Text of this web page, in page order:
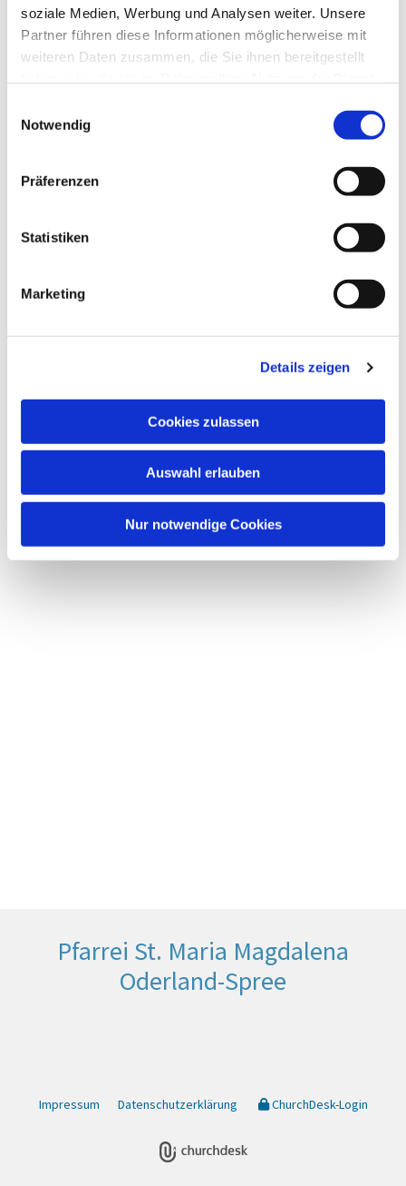
soziale Medien, Werbung und Analysen weiter. Unsere
Partner führen diese Informationen möglicherweise mit
weiteren Daten zusammen, die Sie ihnen bereitgestellt
Notwendig
Präferenzen
Statistiken
Marketing
Details zeigen
Cookies zulassen
Auswahl erlauben
Nur notwendige Cookies
Dies könnte Sie auch
interessieren
Pfarrei St. Maria Magdalena
Oderland-Spree
Impressum Datenschutzerklärung ChurchDesk-Login